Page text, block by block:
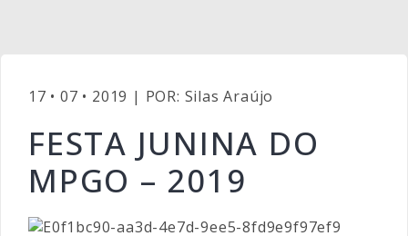
17 • 07 • 2019 | POR: Silas Araújo
FESTA JUNINA DO
MPGO – 2019